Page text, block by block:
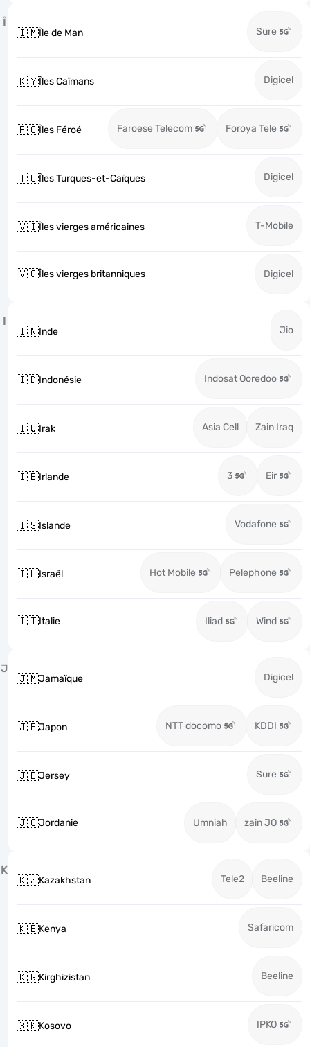
Î
🇮🇲Île de Man Sure
🇰🇾Îles Caïmans Digicel
🇫🇴Îles Féroé Faroese Telecom Foroya Tele
🇹🇨Îles Turques-et-Caïques Digicel
🇻🇮Îles vierges américaines T-Mobile
🇻🇬Îles vierges britanniques Digicel
I
🇮🇳Inde Jio
🇮🇩Indonésie Indosat Ooredoo
🇮🇶Irak Asia Cell Zain Iraq
🇮🇪Irlande 3 Eir
🇮🇸Islande Vodafone
🇮🇱Israël Hot Mobile Pelephone
🇮🇹Italie Iliad Wind
J
🇯🇲Jamaïque Digicel
🇯🇵Japon NTT docomo KDDI
🇯🇪Jersey Sure
🇯🇴Jordanie Umniah zain JO
K
🇰🇿Kazakhstan Tele2 Beeline
🇰🇪Kenya Safaricom
🇰🇬Kirghizistan Beeline
🇽🇰Kosovo IPKO